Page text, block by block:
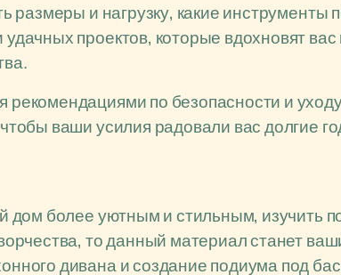
размеры и нагрузку, какие инструменты
проектов, которые вдохновят
по безопасности и
ваши усилия радовали вас долгие
дом более уютным и стильным, изучить
то данный материал станет
дивана и создание подиума под